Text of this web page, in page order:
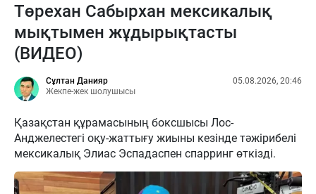
Төрехан Сабырхан мексикалық
мықтымен жұдырықтасты
(ВИДЕО)
Сұлтан Данияр
Жекпе-жек шолушысы
05.08.2026, 20:46
Қазақстан құрамасының боксшысы Лос-
Анджелестегі оқу-жаттығу жиыны кезінде тәжірибелі
мексикалық Элиас Эспадаспен спарринг өткізді.